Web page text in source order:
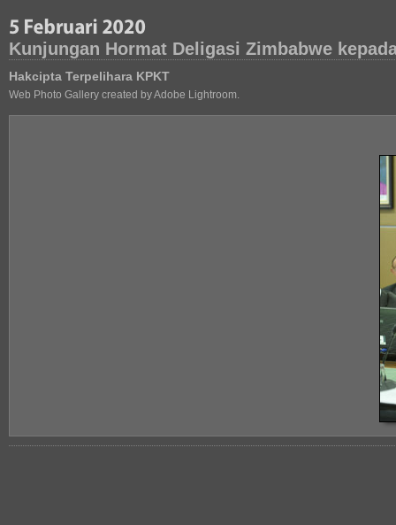
Kunjungan Hormat Deligasi Zimbabwe
Hakcipta Terpelihara KPKT
Web Photo Gallery created by Adobe Lightroom.